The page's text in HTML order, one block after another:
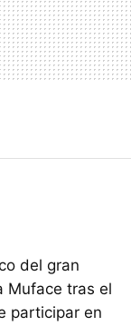
del gran
Muface tras el
participar en